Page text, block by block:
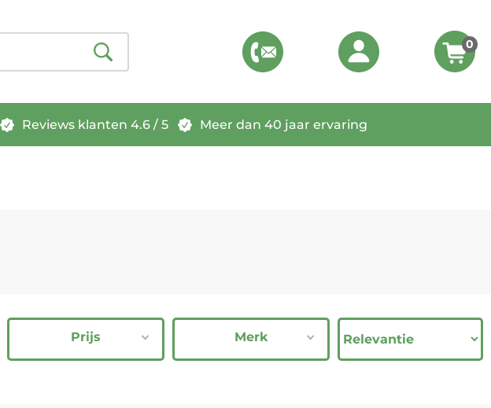
0
Reviews klanten 4.6 / 5 Meer dan 40 jaar ervaring
Prijs Merk